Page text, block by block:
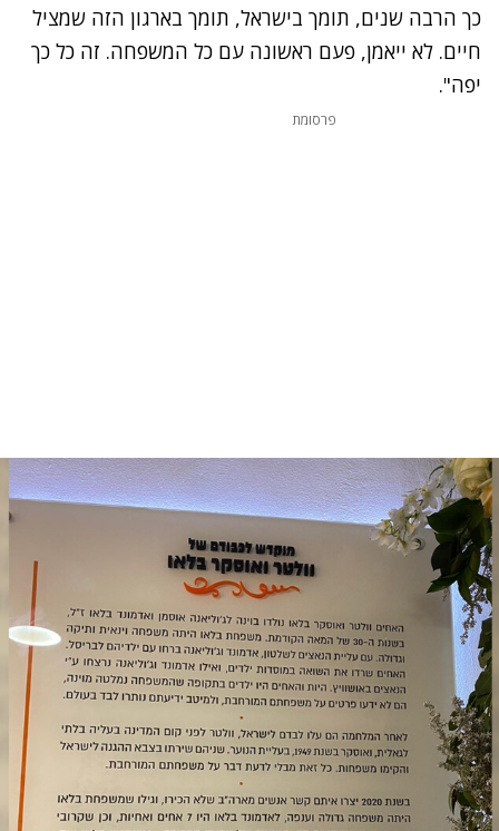
כך הרבה שנים, תומך בישראל, תומך בארגון הזה שמציל
חיים. לא ייאמן, פעם ראשונה עם כל המשפחה. זה כל כך
יפה".
פרסומת